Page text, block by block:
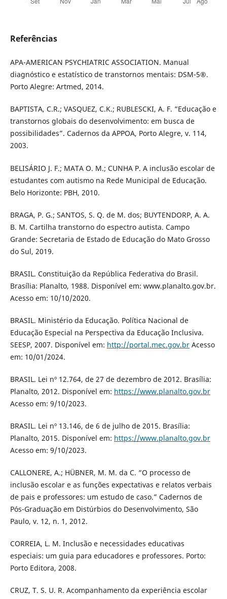
Referências
APA-AMERICAN PSYCHIATRIC ASSOCIATION. Manual
diagnóstico e estatístico de transtornos mentais: DSM-5®.
Porto Alegre: Artmed, 2014.
BAPTISTA, C.R.; VASQUEZ, C.K.; RUBLESCKI, A. F. “Educação e
transtornos globais do desenvolvimento: em busca de
possibilidades”. Cadernos da APPOA, Porto Alegre, v. 114,
2003.
BELISÁRIO J. F.; MATA O. M.; CUNHA P. A inclusão escolar de
estudantes com autismo na Rede Municipal de Educação.
Belo Horizonte: PBH, 2010.
BRAGA, P. G.; SANTOS, S. Q. de M. dos; BUYTENDORP, A. A.
B. M. Cartilha transtorno do espectro autista. Campo
Grande: Secretaria de Estado de Educação do Mato Grosso
do Sul, 2019.
BRASIL. Constituição da República Federativa do Brasil.
Brasília: Planalto, 1988. Disponível em: www.planalto.gov.br.
Acesso em: 10/10/2020.
BRASIL. Ministério da Educação. Política Nacional de
Educação Especial na Perspectiva da Educação Inclusiva.
SEESP, 2007. Disponível em: http://portal.mec.gov.brAcesso
em: 10/01/2024.
BRASIL. Lei nº 12.764, de 27 de dezembro de 2012. Brasília:
Planalto, 2012. Disponível em: https://www.planalto.gov.br
Acesso em: 9/10/2023.
BRASIL. Lei nº 13.146, de 6 de julho de 2015. Brasília:
Planalto, 2015. Disponível em: https://www.planalto.gov.br
Acesso em: 9/10/2023.
CALLONERE, A.; HÜBNER, M. M. da C. “O processo de
inclusão escolar e as funções expectativas e relatos verbais
de pais e professores: um estudo de caso.” Cadernos de
Pós-Graduação em Distúrbios do Desenvolvimento, São
Paulo, v. 12, n. 1, 2012.
CORREIA, L. M. Inclusão e necessidades educativas
especiais: um guia para educadores e professores. Porto:
Porto Editora, 2008.
CRUZ, T. S. U. R. Acompanhamento da experiência escolar